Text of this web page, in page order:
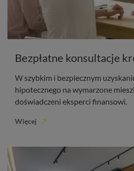
Bezpłatne konsultacje
W szybkim i bezpiecznym
hipotecznego na wymarzone
doświadczeni eksperci finansowi.
Więcej